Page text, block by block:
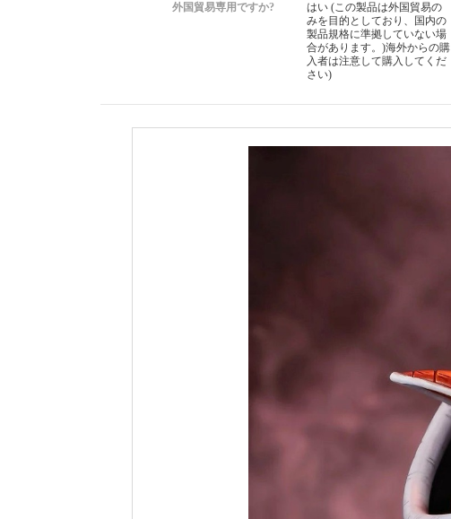
外国貿易専用ですか?
はい (この製品は外国貿易の
みを目的としており、国内の
製品規格に準拠していない場
合があります。)海外からの購
入者は注意して購入してくだ
さい)